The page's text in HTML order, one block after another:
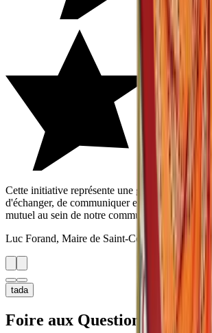
Cette initiative représente une grande
d'échanger, de communiquer et de renforcer
mutuel au sein de notre communauté.
Luc Forand, Maire de Saint-Césaire
tada
Foire aux Questions (FAQ)